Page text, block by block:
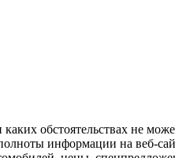
обстоятельствах не
информации на веб-